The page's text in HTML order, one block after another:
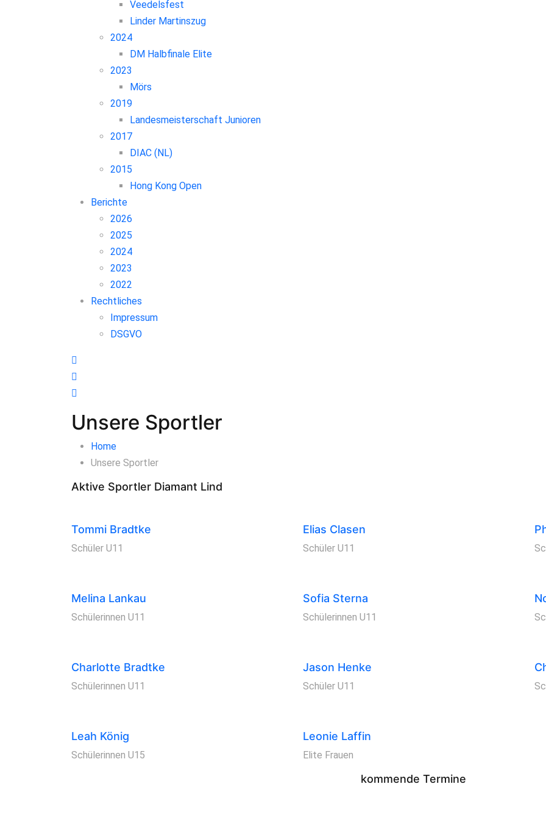
Veedelsfest
Linder Martinszug
2024
DM Halbfinale Elite
2023
Mörs
2019
Landesmeisterschaft Junioren
2017
DIAC (NL)
2015
Hong Kong Open
Berichte
2026
2025
2024
2023
2022
Rechtliches
Impressum
DSGVO
Unsere Sportler
Home
Unsere Sportler
Aktive Sportler Diamant Lind
Tommi Bradtke
Schüler U11
Elias Clasen
Schüler U11
Melina Lankau
Schülerinnen U11
Sofia Sterna
Schülerinnen U11
Charlotte Bradtke
Schülerinnen U11
Jason Henke
Schüler U11
Leah König
Schülerinnen U15
Leonie Laffin
Elite Frauen
kommende Termine